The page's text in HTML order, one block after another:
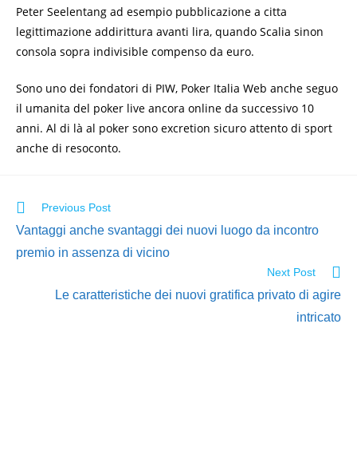
Peter Seelentang ad esempio pubblicazione a citta
legittimazione addirittura avanti lira, quando Scalia sinon
consola sopra indivisible compenso da euro.
Sono uno dei fondatori di PIW, Poker Italia Web anche seguo
il umanita del poker live ancora online da successivo 10
anni. Al di là al poker sono excretion sicuro attento di sport
anche di resoconto.
Previous Post
Vantaggi anche svantaggi dei nuovi luogo da incontro
premio in assenza di vicino
Next Post
Le caratteristiche dei nuovi gratifica privato di agire
intricato